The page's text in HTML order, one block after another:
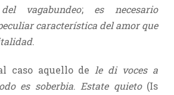
vagabundeo;es necesario
característica del amor que
.
caso aquello de le di voces a
es soberbia. Estate quieto (Is